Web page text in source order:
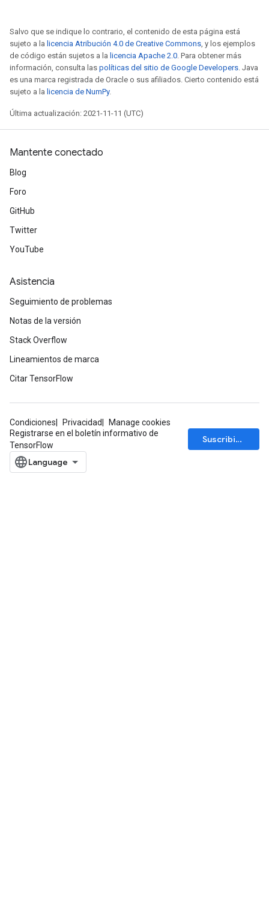
Salvo que se indique lo contrario, el contenido de esta página está
sujeto a la licencia Atribución 4.0 de Creative Commons, y los ejemplos
de código están sujetos a la licencia Apache 2.0. Para obtener más
información, consulta las políticas del sitio de Google Developers. Java
es una marca registrada de Oracle o sus afiliados. Cierto contenido está
sujeto a la licencia de NumPy.
Última actualización: 2021-11-11 (UTC)
Mantente conectado
Blog
Foro
GitHub
Twitter
YouTube
Asistencia
Seguimiento de problemas
Notas de la versión
Stack Overflow
Lineamientos de marca
Citar TensorFlow
Condiciones Privacidad
Manage cookies
Registrarse en el boletín informativo de
TensorFlow
Suscribirse